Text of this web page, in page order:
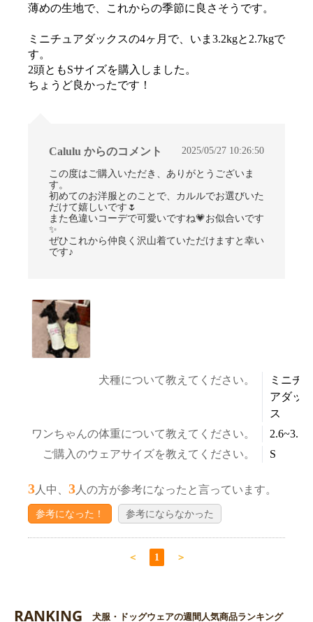
薄めの生地で、これからの季節に良さそうです。
ミニチュアダックスの4ヶ月で、いま3.2kgと2.7kgで
す。
2頭ともSサイズを購入しました。
ちょうど良かったです！
Calulu からのコメント 2025/05/27 10:26:50
この度はご購入いただき、ありがとうございま
す。
初めてのお洋服とのことで、カルルでお選びいた
だけて嬉しいです🌷
また色違いコーデで可愛いですね💗お似合いです
✨
ぜひこれから仲良く沢山着ていただけますと幸い
です♪
犬種について教えてください。
ミニチ
アダッ
ス
ワンちゃんの体重について教えてください。
ご購入のウェアサイズを教えてください。
S
3 人中、 3 人の方が参考になったと言っています。
参考になった！ 参考にならなかった
＜ 1 ＞
RANKING 犬服・ドッグウェアの週間人気商品ランキング